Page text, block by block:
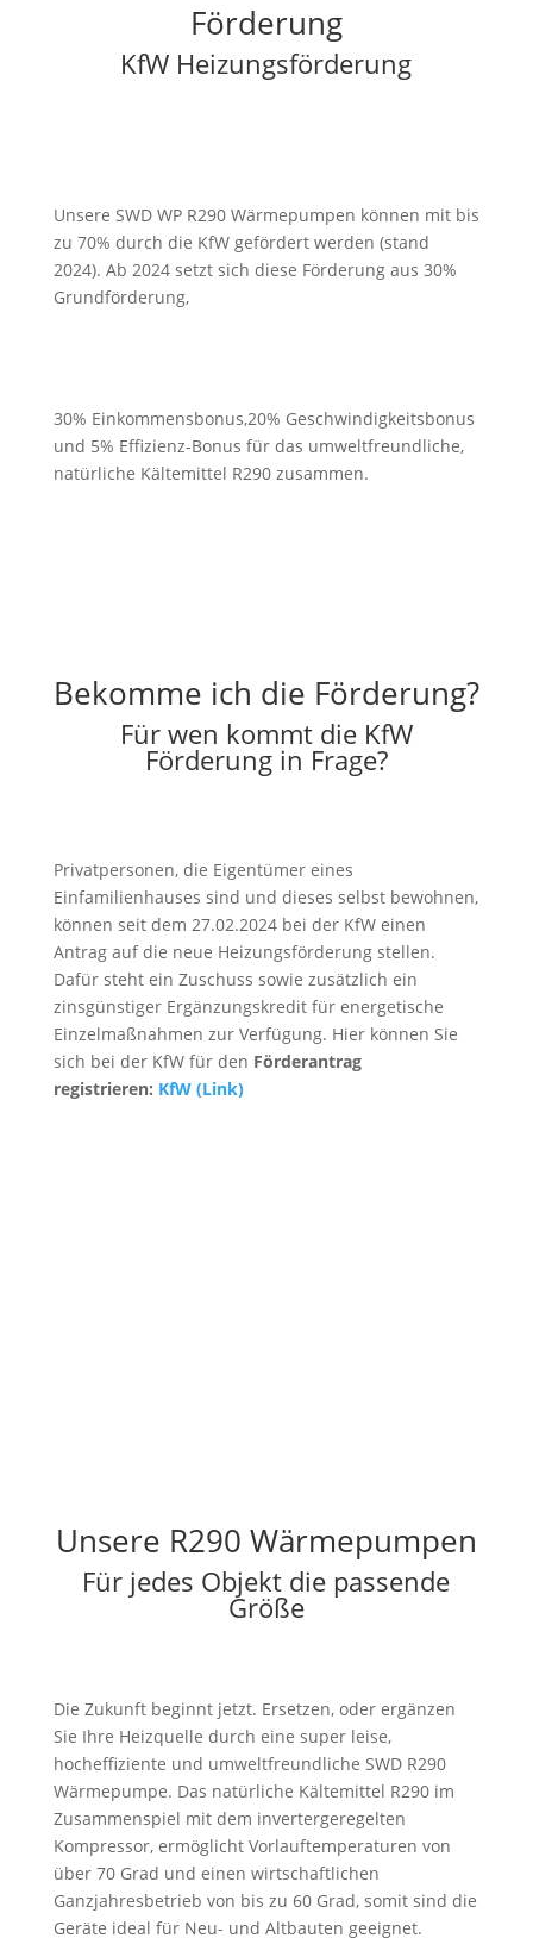
Förderung
KfW Heizungsförderung
Unsere SWD WP R290 Wärmepumpen können mit bis
zu 70% durch die KfW gefördert werden (stand
2024). Ab 2024 setzt sich diese Förderung aus 30%
Grundförderung,
30% Einkommensbonus,20% Geschwindigkeitsbonus
und 5% Effizienz-Bonus für das umweltfreundliche,
natürliche Kältemittel R290 zusammen.
Bekomme ich die Förderung?
Für wen kommt die KfW
Förderung in Frage?
Privatpersonen, die Eigentümer eines
Einfamilienhauses sind und dieses selbst bewohnen,
können seit dem 27.02.2024 bei der KfW einen
Antrag auf die neue Heizungsförderung stellen.
Dafür steht ein Zuschuss sowie zusätzlich ein
zinsgünstiger Ergänzungskredit für energetische
Einzelmaßnahmen zur Verfügung. Hier können Sie
sich bei der KfW für den Förderantrag
registrieren: KfW (Link)
Unsere R290 Wärmepumpen
Für jedes Objekt die passende
Größe
Die Zukunft beginnt jetzt. Ersetzen, oder ergänzen
Sie Ihre Heizquelle durch eine super leise,
hocheffiziente und umweltfreundliche SWD R290
Wärmepumpe. Das natürliche Kältemittel R290 im
Zusammenspiel mit dem invertergeregelten
Kompressor, ermöglicht Vorlauftemperaturen von
über 70 Grad und einen wirtschaftlichen
Ganzjahresbetrieb von bis zu 60 Grad, somit sind die
Geräte ideal für Neu- und Altbauten geeignet.